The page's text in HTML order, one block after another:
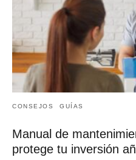
CONSEJOS GUÍAS
Manual de
protege tu inversión